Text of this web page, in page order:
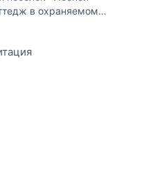
в охраняемом
отделки под чистовую. Все
участок 17,15 соток.
Элитной